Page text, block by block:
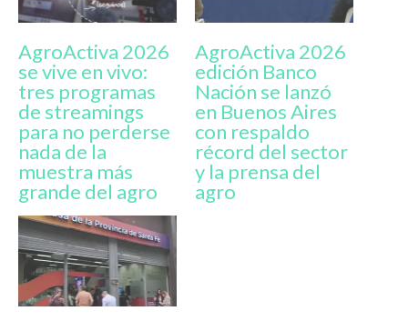
AgroActiva 2026
se vive en vivo:
tres programas
de streamings
para no perderse
nada de la
muestra más
grande del agro
AgroActiva 2026
edición Banco
Nación se lanzó
en Buenos Aires
con respaldo
récord del sector
y la prensa del
agro